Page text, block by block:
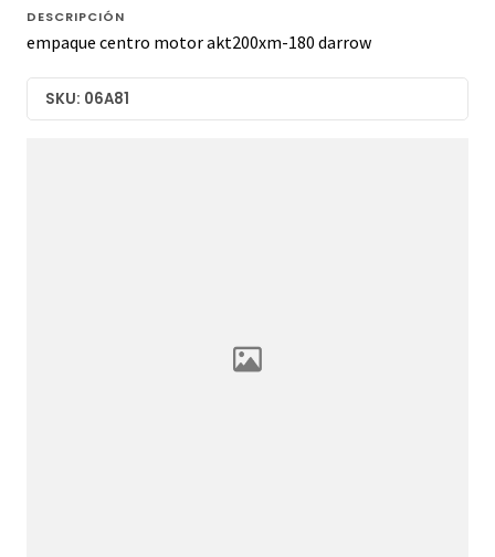
DESCRIPCIÓN
empaque centro motor akt200xm-180 darrow
SKU: 06A81